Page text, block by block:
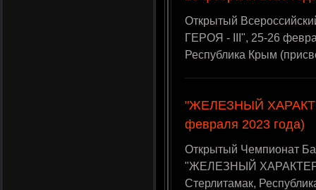
Открытый
ГЕРОЯ - III", 25-26
Республика Крым
"ЖЕЛЕЗНЫЙ
февраля 2023 года)
Открытый Чемпионат
"ЖЕЛЕЗНЫЙ ХАРАКТЕР -
Стерлитамак,